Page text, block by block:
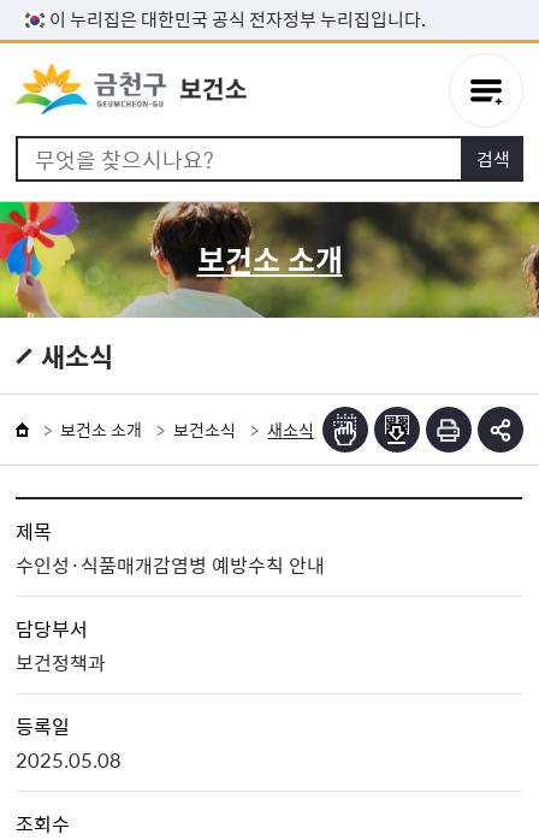
본문 바로가기
이 누리집은 대한민국 공식 전자정부 누리집입니다.
보건소 소개
새소식
보건소 소개 보건소식 새소식
제목
수인성·식품매개감염병 예방수칙 안내
담당부서
보건정책과
등록일
2025.05.08
조회수